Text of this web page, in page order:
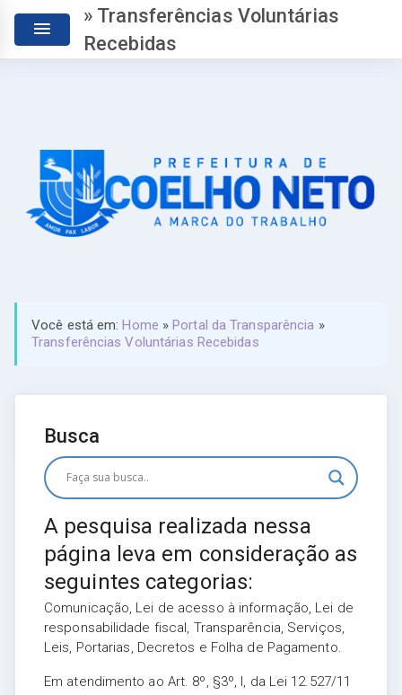
» Transferências Voluntárias
Recebidas
Você está em:Home »Portal da Transparência »
Transferências Voluntárias Recebidas
Busca
A pesquisa realizada nessa
página leva em consideração as
seguintes categorias:
Comunicação, Lei de acesso à informação, Lei de
responsabilidade fiscal, Transparência, Serviços,
Leis, Portarias, Decretos e Folha de Pagamento.
Em atendimento ao Art. 8º, §3º, I, da Lei 12.527/11